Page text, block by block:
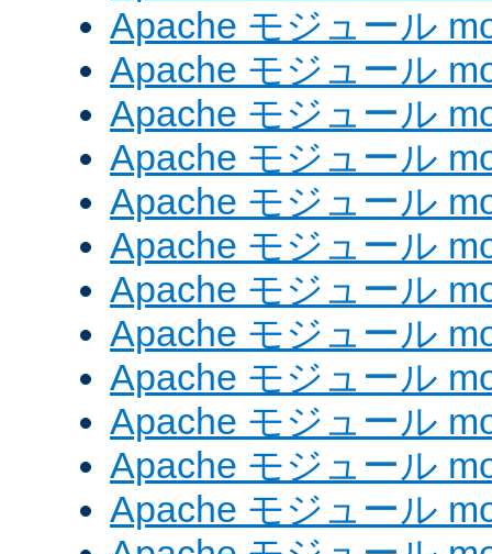
Apache モジュール
Apache モジュール
Apache モジュール
Apache モジュール
Apache モジュール
Apache モジュール
Apache モジュール
Apache モジュール
Apache モジュール
Apache モジュール
Apache モジュール
Apache モジュール